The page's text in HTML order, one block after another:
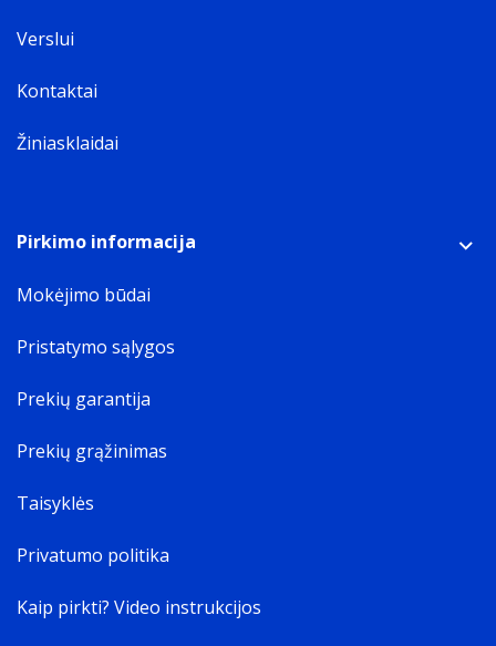
Verslui
Kontaktai
Žiniasklaidai
Pirkimo informacija
Mokėjimo būdai
Pristatymo sąlygos
Prekių garantija
Prekių grąžinimas
Taisyklės
Privatumo politika
Kaip pirkti? Video instrukcijos